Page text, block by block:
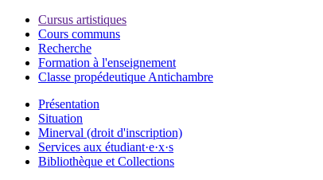
Cursus artistiques
Cours communs
Recherche
Formation à l'enseignement
Classe propédeutique Antichambre
Présentation
Situation
Minerval (droit d'inscription)
Services aux étudiant·e·x·s
Bibliothèque et Collections